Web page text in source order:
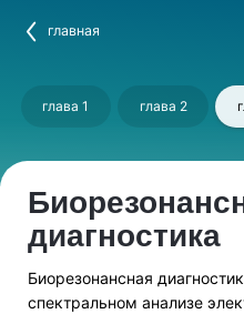
главная
глава 1 глава 2
диагностика
Биорезонансная
спектральном анализе